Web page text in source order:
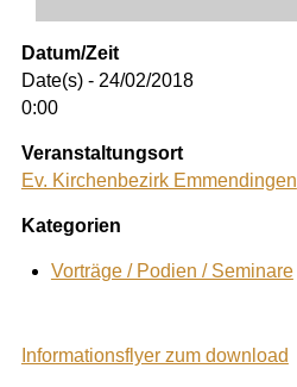
Datum/Zeit
Date(s) - 24/02/2018
0:00
Veranstaltungsort
Ev. Kirchenbezirk Emmendingen
Kategorien
Vorträge / Podien / Seminare
Informationsflyer zum download